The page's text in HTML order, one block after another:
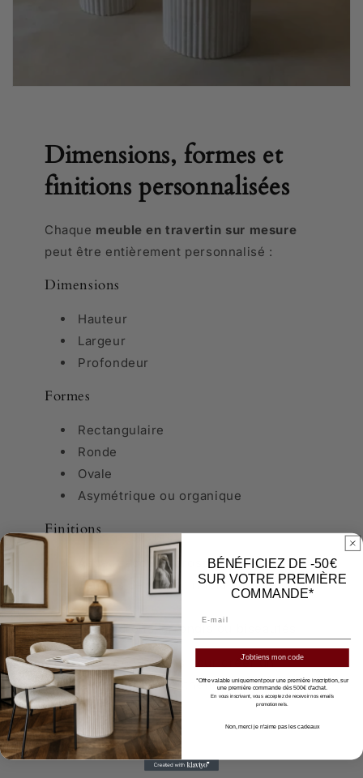
Dimensions, formes et
finitions personnalisées
Chaque meuble en travertin sur mesure
peut être entièrement personnalisé :
Dimensions
Hauteur
Largeur
Profondeur
Formes
Rectangulaire
Ronde
Ovale
Asymétrique ou organique
Finitions
Aspect adouci, brossé ou naturel
Teintes de travertin (clair, beige,
gris…)
Bords droits, arrondis ou biseautés
Nous vous conseillons pour créer un
meuble équilibré et esthétique.
BÉNÉFICIEZ DE -50€
SUR VOTRE PREMIÈRE
COMMANDE*
J'obtiens mon code
*Offre valable uniquement pour une première inscription, sur
une première commande dès 500€ d'achat.
En vous inscrivant, vous acceptez de recevoir nos emails
promotionnels.
Non, merci je n'aime pas les cadeaux